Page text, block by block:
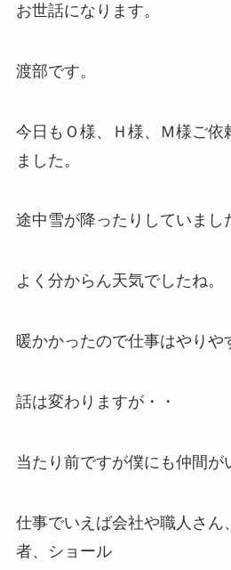
お世話になります。
渡部です。
今日もＯ様、Ｈ様、Ｍ様ご依
ました。
途中雪が降ったりしていまし
よく分からん天気でしたね。
暖かかったので仕事はやりや
話は変わりますが・・
当たり前ですが僕にも仲間が
仕事でいえば会社や職人さん
者、ショール